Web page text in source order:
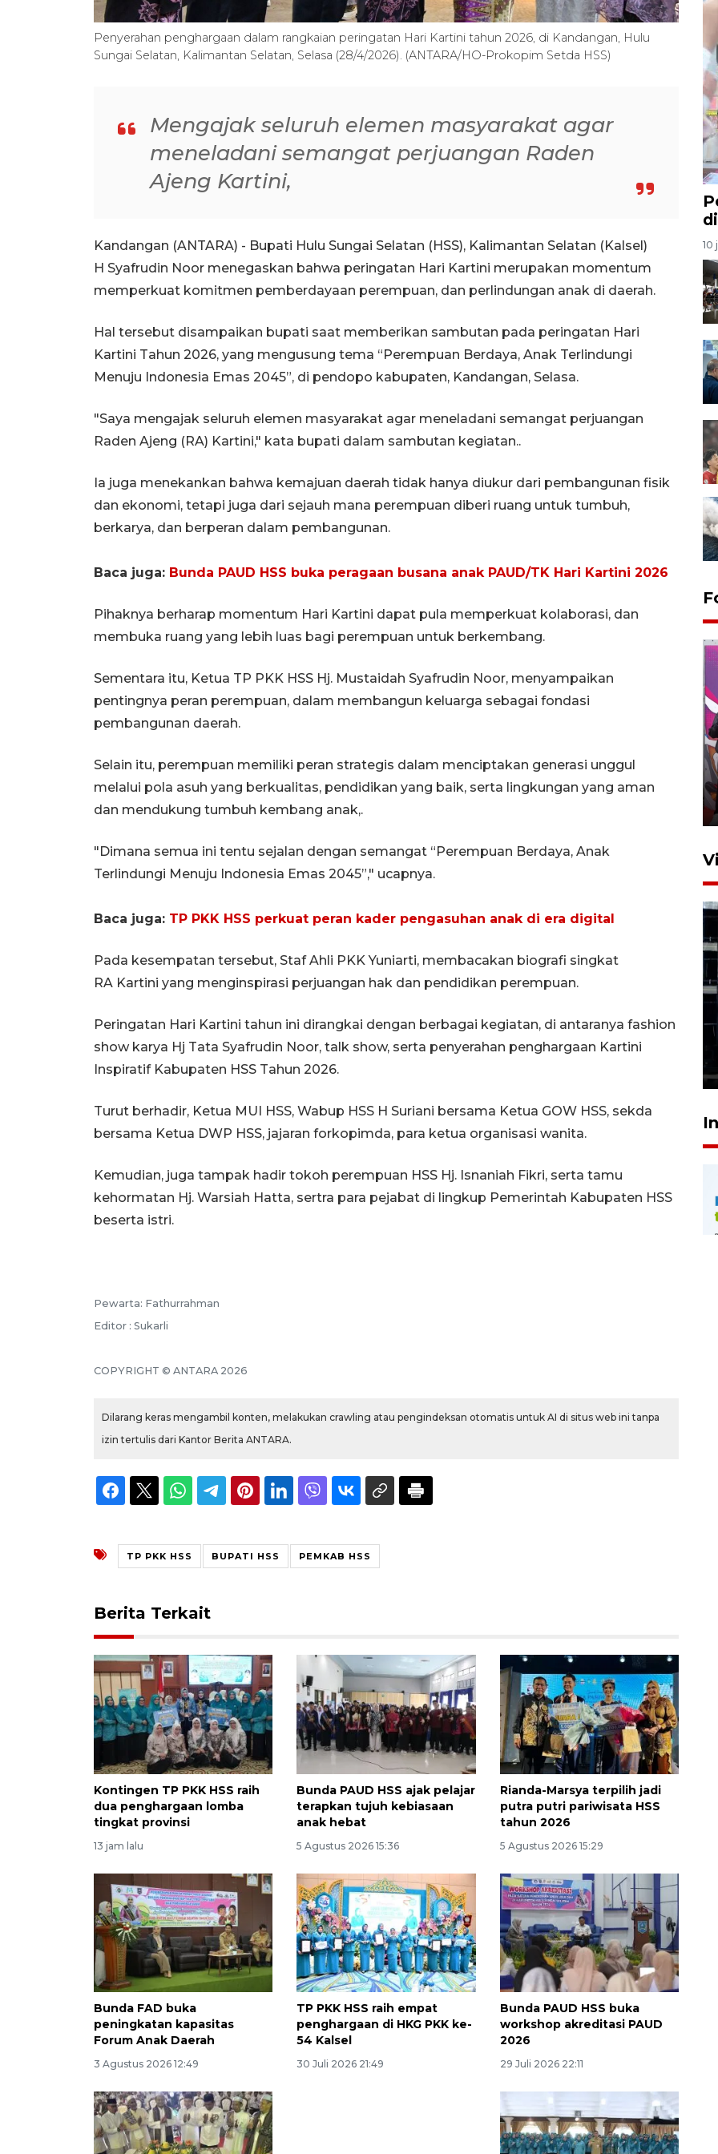
Penyerahan penghargaan dalam rangkaian peringatan Hari Kartini tahun 2026, di Kandangan, Hulu
Sungai Selatan, Kalimantan Selatan, Selasa (28/4/2026). (ANTARA/HO-Prokopim Setda HSS)
Mengajak seluruh elemen masyarakat agar
meneladani semangat perjuangan Raden
Ajeng Kartini,
Kandangan (ANTARA) - Bupati Hulu Sungai Selatan (HSS), Kalimantan Selatan (Kalsel)
H Syafrudin Noor menegaskan bahwa peringatan Hari Kartini merupakan momentum
memperkuat komitmen pemberdayaan perempuan, dan perlindungan anak di daerah.
Hal tersebut disampaikan bupati saat memberikan sambutan pada peringatan Hari
Kartini Tahun 2026, yang mengusung tema “Perempuan Berdaya, Anak Terlindungi
Menuju Indonesia Emas 2045”, di pendopo kabupaten, Kandangan, Selasa.
"Saya mengajak seluruh elemen masyarakat agar meneladani semangat perjuangan
Raden Ajeng (RA) Kartini," kata bupati dalam sambutan kegiatan..
Ia juga menekankan bahwa kemajuan daerah tidak hanya diukur dari pembangunan fisik
dan ekonomi, tetapi juga dari sejauh mana perempuan diberi ruang untuk tumbuh,
berkarya, dan berperan dalam pembangunan.
Baca juga: Bunda PAUD HSS buka peragaan busana anak PAUD/TK Hari Kartini 2026
Pihaknya berharap momentum Hari Kartini dapat pula memperkuat kolaborasi, dan
membuka ruang yang lebih luas bagi perempuan untuk berkembang.
Sementara itu, Ketua TP PKK HSS Hj. Mustaidah Syafrudin Noor, menyampaikan
pentingnya peran perempuan, dalam membangun keluarga sebagai fondasi
pembangunan daerah.
Selain itu, perempuan memiliki peran strategis dalam menciptakan generasi unggul
melalui pola asuh yang berkualitas, pendidikan yang baik, serta lingkungan yang aman
dan mendukung tumbuh kembang anak,.
"Dimana semua ini tentu sejalan dengan semangat “Perempuan Berdaya, Anak
Terlindungi Menuju Indonesia Emas 2045”," ucapnya.
Baca juga: TP PKK HSS perkuat peran kader pengasuhan anak di era digital
Pada kesempatan tersebut, Staf Ahli PKK Yuniarti, membacakan biografi singkat
RA Kartini yang menginspirasi perjuangan hak dan pendidikan perempuan.
Peringatan Hari Kartini tahun ini dirangkai dengan berbagai kegiatan, di antaranya fashion
show karya Hj Tata Syafrudin Noor, talk show, serta penyerahan penghargaan Kartini
Inspiratif Kabupaten HSS Tahun 2026.
Turut berhadir, Ketua MUI HSS, Wabup HSS H Suriani bersama Ketua GOW HSS, sekda
bersama Ketua DWP HSS, jajaran forkopimda, para ketua organisasi wanita.
Kemudian, juga tampak hadir tokoh perempuan HSS Hj. Isnaniah Fikri, serta tamu
kehormatan Hj. Warsiah Hatta, sertra para pejabat di lingkup Pemerintah Kabupaten HSS
beserta istri.
Pewarta: Fathurrahman
Editor : Sukarli
COPYRIGHT © ANTARA 2026
Dilarang keras mengambil konten, melakukan crawling atau pengindeksan otomatis untuk AI di situs web ini tanpa
izin tertulis dari Kantor Berita ANTARA.
TP PKK HSS BUPATI HSS PEMKAB HSS
Berita Terkait
Kontingen TP PKK HSS raih
dua penghargaan lomba
tingkat provinsi
13 jam lalu
Bunda PAUD HSS ajak pelajar
terapkan tujuh kebiasaan
anak hebat
5 Agustus 2026 15:36
Rianda-Marsya terpilih jadi
putra putri pariwisata HSS
tahun 2026
5 Agustus 2026 15:29
Bunda FAD buka
peningkatan kapasitas
Forum Anak Daerah
3 Agustus 2026 12:49
TP PKK HSS raih empat
penghargaan di HKG PKK ke-
54 Kalsel
30 Juli 2026 21:49
Bunda PAUD HSS buka
workshop akreditasi PAUD
2026
29 Juli 2026 22:11
10
pembukaan Turnamen Sepak
Bola Usia Dini
Feature - Kalsel Merangkul
Pendidikan Kesetaraan
Bagian 1
2026-08-05 18:00:00